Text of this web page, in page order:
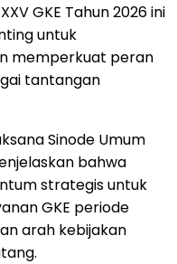
GKE Tahun 2026 ini
untuk
memperkuat peran
tantangan
Sinode Umum
bahwa
strategis untuk
GKE periode
arah kebijakan